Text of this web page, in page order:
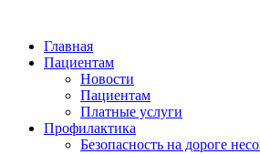
Главная
Пациентам
Новости
Пациентам
Платные услуги
Профилактика
Безопасность на дороге